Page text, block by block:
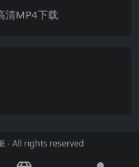
清MP4下载
- All rights reserved